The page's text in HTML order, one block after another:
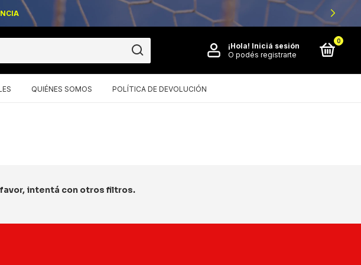
¡Hola! Iniciá sesión
O podés registrarte
0
QUIÉNES SOMOS POLÍTICA DE DEVOLUCIÓN
intentá con otros filtros.